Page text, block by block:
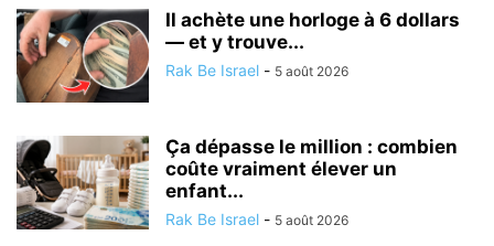
Il achète une horloge à 6 dollars
— et y trouve...
Rak Be Israel - 5 août 2026
Ça dépasse le million : combien
coûte vraiment élever un
enfant...
Rak Be Israel - 5 août 2026